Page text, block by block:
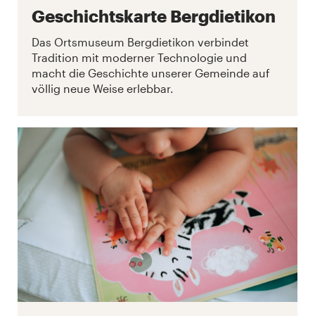
Geschichtskarte Bergdietikon
Das Ortsmuseum Bergdietikon verbindet
Tradition mit moderner Technologie und
macht die Geschichte unserer Gemeinde auf
völlig neue Weise erlebbar.